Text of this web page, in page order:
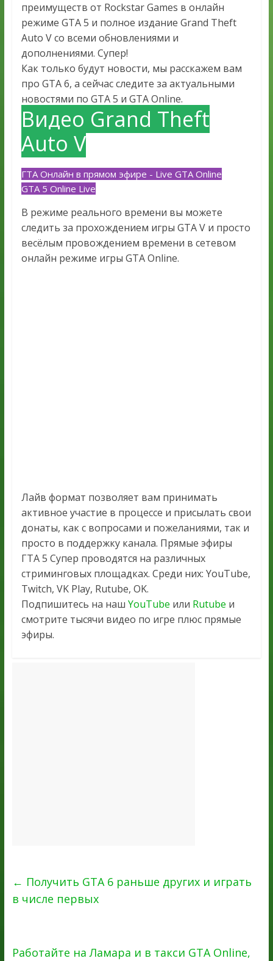
преимуществ от Rockstar Games в онлайн
режиме GTA 5 и полное издание Grand Theft
Auto V со всеми обновлениями и
дополнениями. Супер!
Как только будут новости, мы расскажем вам
про GTA 6, а сейчас следите за актуальными
новостями по GTA 5 и GTA Online.
Видео Grand Theft
Auto V
ГТА Онлайн в прямом эфире - Live GTA Online
GTA 5 Online Live
В режиме реального времени вы можете
следить за прохождением игры GTA V и просто
весёлым провождением времени в сетевом
онлайн режиме игры GTA Online.
Лайв формат позволяет вам принимать
активное участие в процессе и присылать свои
донаты, как с вопросами и пожеланиями, так и
просто в поддержку канала. Прямые эфиры
ГТА 5 Супер проводятся на различных
стриминговых площадках. Среди них: YouTube,
Twitch, VK Play, Rutube, OK.
Подпишитесь на наш YouTube или Rutube и
смотрите тысячи видео по игре плюс прямые
эфиры.
← Получить GTA 6 раньше других и играть
в числе первых
Работайте на Ламара и в такси GTA Online,